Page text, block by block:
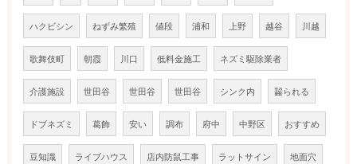
ハクビシン ねずみ繁殖 値段 浦和 上野 越谷 川越
歌舞伎町 朝霞 川口 低料金施工 ネズミ駆除業者
介護施設 世田谷 世田谷 世田谷 シンク内 齧られる
ドブネズミ 葛飾 安い 調布 府中 中野区 おすすめ
豆知識 ライブハウス 店内防鼠工事 ラットサイン 地面穴